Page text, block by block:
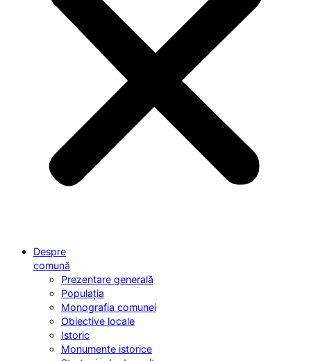
Despre
comună
Prezentare generală
Populația
Monografia comunei
Obiective locale
Istoric
Monumente istorice